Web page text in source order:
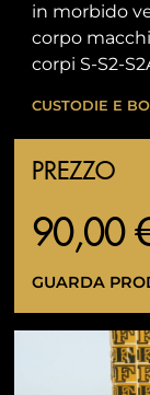
in morbido
corpo
corpi S-S2-
CUSTODIE E
PREZZO
90,00
GUARDA